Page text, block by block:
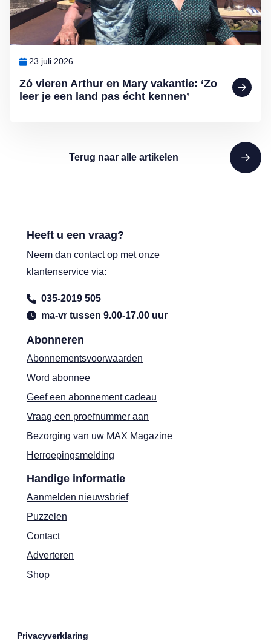
Zó vieren Arthur en Mary vakantie: ‘Zo
leer je een land pas écht kennen’
23 juli 2026
Terug naar alle artikelen
Abonneren
Abonnementsvoorwaarden
Word abonnee
Geef een abonnement cadeau
Vraag een proefnummer aan
Bezorging van uw MAX Magazine
Herroepingsmelding
Handige informatie
Aanmelden nieuwsbrief
Puzzelen
Contact
Adverteren
Shop
Heeft u een vraag?
Neem dan contact op met onze
klantenservice via:
035-2019 505
ma-vr tussen 9.00-17.00 uur
Privacyverklaring